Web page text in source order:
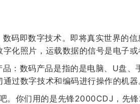
码即数字技术。即将真实世界的
化照片，运载数据的信号是电子或
：数码产品是指的是电脑、U盘、
过数字技术和编码进行操作的机器
。你们用的是先锋2000CDJ，先